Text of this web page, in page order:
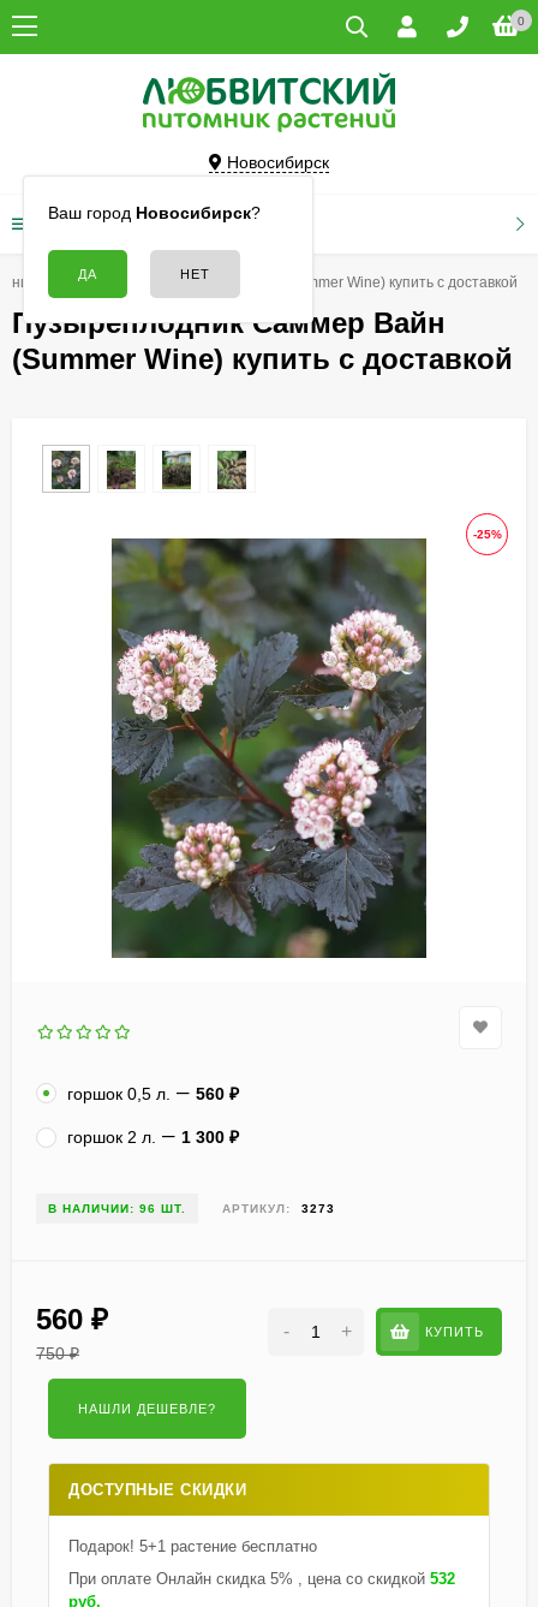
0
Новосибирск
Ваш город Новосибирск?
КАТАЛОГ ТОВАРОВ
Пузыреплодник Саммер Вайн (Summer Wine) купить с доставкой
Пузыреплодник Саммер Вайн
(Summer Wine) купить с доставкой
-25%
горшок 0,5 л. 560 ₽
горшок 2 л. 1 300 ₽
В НАЛИЧИИ: 96 ШТ. АРТИКУЛ: 3273
560 ₽
750₽
- + КУПИТЬ
ДОСТУПНЫЕ СКИДКИ
Подарок! 5+1 растение бесплатно
При оплате Онлайн скидка 5% , цена со скидкой 532
руб.